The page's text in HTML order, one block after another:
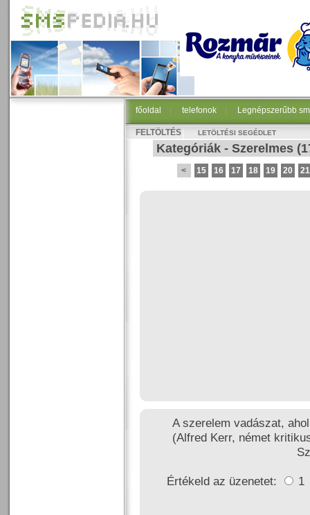
főoldal telefonok Legnépszerűbb
FELTÖLTÉS LETÖLTÉSI SEGÉDLET
Kategóriák - Szerelmes
< 15 16 17 18 19 20 21
A szerelem vadászat,
(Alfred Kerr, német
Értékeld az üzenetet: 1